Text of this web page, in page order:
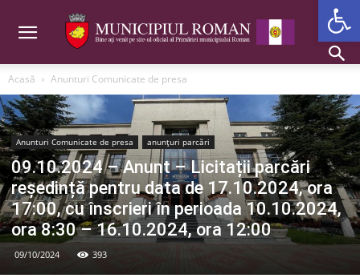
Acasă Anunturi Comunicate de presa
Anunturi Comunicate de presa anunțuri parcări
09.10.2024 – Anunt – Licitații parcări
reședință pentru data de 17.10.2024, ora
17:00, cu înscrieri în perioada 10.10.2024,
ora 8:30 – 16.10.2024, ora 12:00
09/10/2024 393